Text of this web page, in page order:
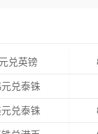
兑英镑
兑泰铢
兑泰铢